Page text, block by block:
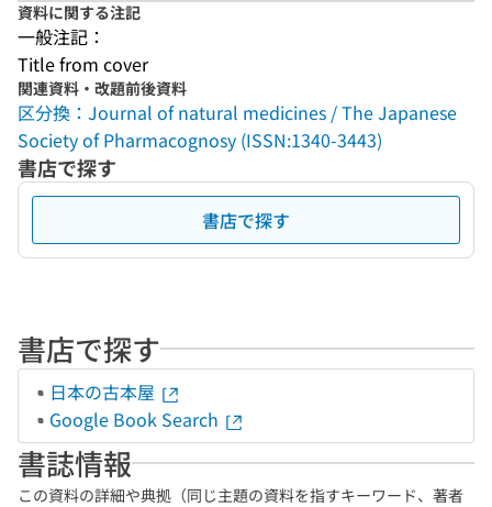
資料に関する注記
一般注記：
Title from cover
関連資料・改題前後資料
区分換：Journal of natural medicines / The Japanese
Society of Pharmacognosy (ISSN:1340-3443)
書店で探す
書店で探す
書店で探す
日本の古本屋
Google Book Search
書誌情報
この資料の詳細や典拠（同じ主題の資料を指すキーワード、著者